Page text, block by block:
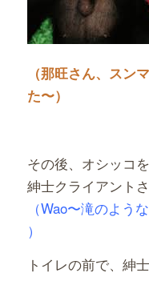
（那旺さん、スン
た〜）
その後、オシッコ
紳士クライアントさ
（Wao〜滝のよう
）
トイレの前で、紳